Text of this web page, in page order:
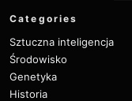
Categories
Sztuczna inteligencja
Środowisko
Genetyka
Historia